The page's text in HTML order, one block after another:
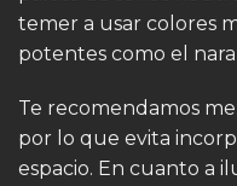
temer a usar colores
potentes como el
Te recomendamos
por lo que evita
espacio. En cuanto a